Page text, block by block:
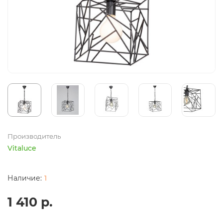
Производитель
Vitaluce
1
1 410 р.